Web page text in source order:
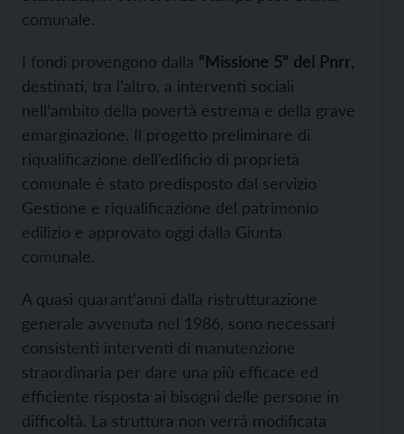
comunale.
I fondi provengono dalla “Missione 5” del Pnrr
destinati, tra l’altro, a interventi sociali
nell’ambito della povertà estrema e della grave
emarginazione. Il progetto preliminare di
riqualificazione dell’edificio di proprietà
comunale è stato predisposto dal servizio
Gestione e riqualificazione del patrimonio
edilizio e approvato oggi dalla Giunta
comunale.
A quasi quarant’anni dalla ristrutturazione
generale avvenuta nel 1986, sono necessari
consistenti interventi di manutenzione
straordinaria per dare una più efficace ed
efficiente risposta ai bisogni delle persone in
difficoltà. La struttura non verrà modificata